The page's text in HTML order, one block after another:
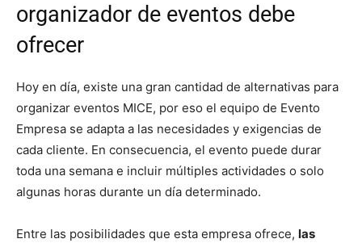
organizador de eventos debe
ofrecer
Hoy en día, existe una gran cantidad de alternativas para
organizar eventos MICE, por eso el equipo de Evento
Empresa se adapta a las necesidades y exigencias de
cada cliente. En consecuencia, el evento puede durar
toda una semana e incluir múltiples actividades o solo
algunas horas durante un día determinado.
Entre las posibilidades que esta empresa ofrece, las